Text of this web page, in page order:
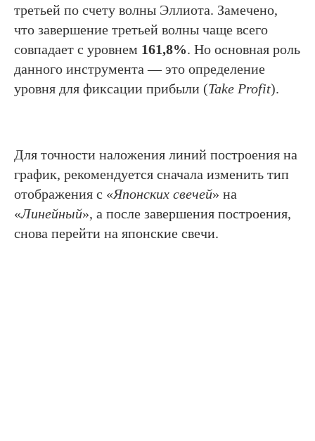
третьей по счету волны Эллиота. Замечено,
что завершение третьей волны чаще всего
совпадает с уровнем 161,8%. Но основная роль
данного инструмента — это определение
уровня для фиксации прибыли (Take Profit).
Для точности наложения линий построения на
график, рекомендуется сначала изменить тип
отображения с «Японских свечей» на
«Линейный», а после завершения построения,
снова перейти на японские свечи.